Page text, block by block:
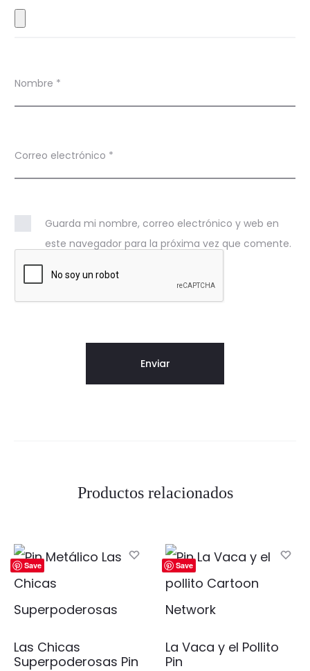
s
Nombre *
Correo electrónico *
Guarda mi nombre, correo electrónico y web en
este navegador para la próxima vez que comente.
Productos relacionados
Save
Las Chicas
Superpoderosas Pin
Save
La Vaca y el Pollito
Pin